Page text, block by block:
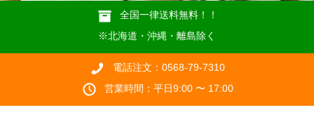
全国一律送料無料！！
※北海道・沖縄・離島除く
電話注文：0568-79-7310
営業時間：平日9:00 〜 17:00